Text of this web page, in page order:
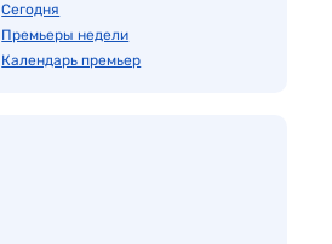
Сегодня
Премьеры недели
Календарь премьер